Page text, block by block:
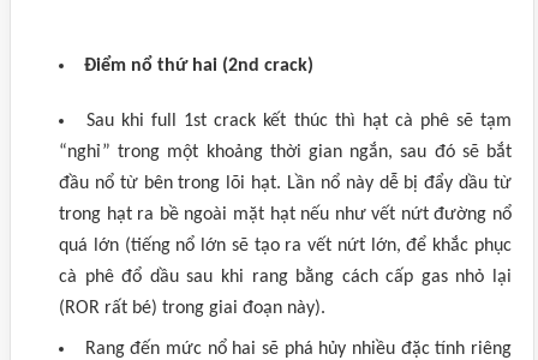
Điểm nổ thứ hai (2nd crack)
Sau khi full 1st crack kết thúc thì hạt cà phê sẽ tạm
“nghỉ” trong một khoảng thời gian ngắn, sau đó sẽ bắt
đầu nổ từ bên trong lõi hạt. Lần nổ này dễ bị đẩy dầu từ
trong hạt ra bề ngoài mặt hạt nếu như vết nứt đường nổ
quá lớn (tiếng nổ lớn sẽ tạo ra vết nứt lớn, để khắc phục
cà phê đổ dầu sau khi rang bằng cách cấp gas nhỏ lại
(ROR rất bé) trong giai đoạn này).
Rang đến mức nổ hai sẽ phá hủy nhiều đặc tính riêng